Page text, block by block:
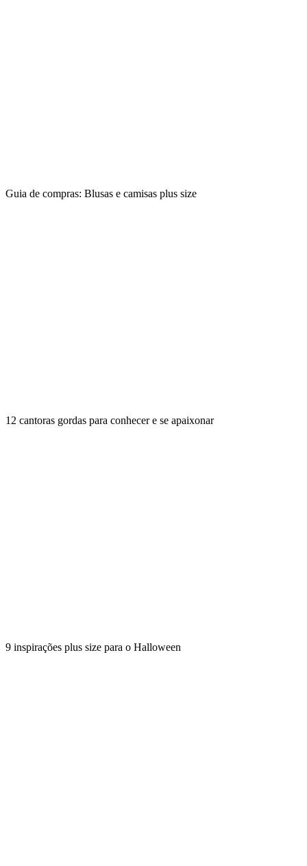
Guia de compras: Blusas e camisas plus size
12 cantoras gordas para conhecer e se apaixonar
9 inspirações plus size para o Halloween